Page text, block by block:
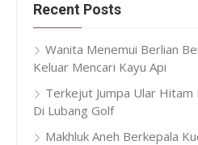
Recent Posts
Wanita Menemui Berlian
Keluar Mencari Kayu Api
Terkejut Jumpa Ular
Di Lubang Golf
Makhluk Aneh Berkepala